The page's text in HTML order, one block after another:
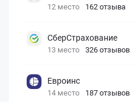
12 место 162 отзыва
СберСтрахование
13 место 326 отзывов
Евроинс
14 место 187 отзывов